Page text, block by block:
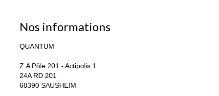
Nos informations
QUANTUM
Z.A Pôle 201 - Actipolis 1
24A RD 201
68390 SAUSHEIM